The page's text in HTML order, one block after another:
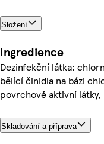
Složení
Ingredience
Dezinfekční látka:
bělící činidla na bázi
povrchově aktivní
Skladování a příprava